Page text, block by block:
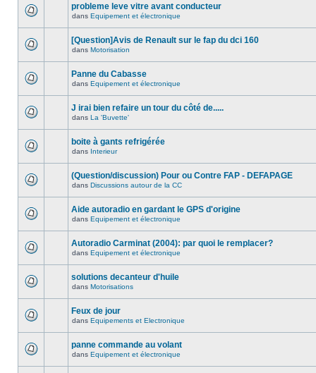
probleme leve vitre avant conducteur
dans Equipement et électronique
[Question]Avis de Renault sur le fap du dci 160
dans Motorisation
Panne du Cabasse
dans Equipement et électronique
J irai bien refaire un tour du côté de.....
dans La 'Buvette'
boite à gants refrigérée
dans Interieur
(Question/discussion) Pour ou Contre FAP - DEFAPAGE
dans Discussions autour de la CC
Aide autoradio en gardant le GPS d'origine
dans Equipement et électronique
Autoradio Carminat (2004): par quoi le remplacer?
dans Equipement et électronique
solutions decanteur d'huile
dans Motorisations
Feux de jour
dans Equipements et Electronique
panne commande au volant
dans Equipement et électronique